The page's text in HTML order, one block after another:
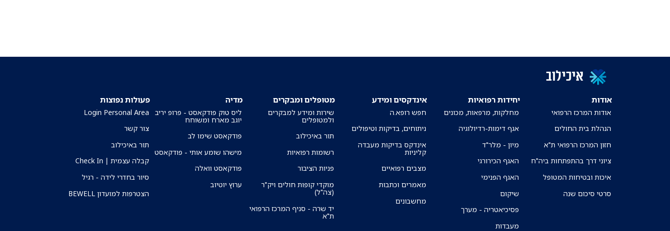
איכילוב
אודות
אודות המרכז הרפואי
הנהלת בית החולים
חזון המרכז הרפואי ת"א
ציוני דרך בהתפתחות ביה"ח
איכות ובטיחות המטופל
סרטי סיכום שנה
יחידות רפואיות
מחלקות, מרפאות, מכונים
אגף דימות-רדיולוגיה
מיון - מלר"ד
האגף הכירורגי
האגף הפנימי
שיקום
פסיכיאטריה - מערך
מעבדות
אינדקסים ומידע
חפש רופא.ה
ניתוחים, בדיקות וטיפולים
אינדקס בדיקות מעבדה
קליניות
מצבים רפואיים
מאמרים וכתבות
מחשבונים
מטופלים ומבקרים
שירות ומידע למבקרים
ולמטופלים
תור באיכילוב
רשומות רפואיות
פניות הציבור
מוקדי קופות חולים ויק"ר
(צה"ל)
יד שרה - סניף המרכז הרפואי
ת"א
מדיה
ליס טוק פודקאסט - פרופ יריב
יוגב מארח ומשוחח
פודקאסט שימו לב
מישהו שומע אותי - פודקאסט
פודקאסט וואלה
ערוץ יוטיוב
פעולות נפוצות
Login Personal Area
צור קשר
תור באיכילוב
קבלה עצמית | Check In
סיור בחדרי לידה - רגיל
הצטרפות למועדון BEWELL